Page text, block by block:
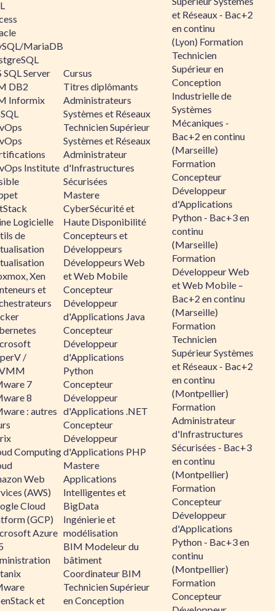
MariaDB
SQL Server
DB2
Informix
Institute
Logicielle
de
Xen
et
/
7
8
: autres
Computing
Web
(AWS)
Cloud
(GCP)
Azure
et
Cursus
Titres diplômants
Administrateurs
Systèmes et Réseaux
Technicien Supérieur
Systèmes et Réseaux
Administrateur
d'Infrastructures
Sécurisées
Mastere
CyberSécurité et
Haute Disponibilité
Concepteurs et
Développeurs
Développeurs Web
et Web Mobile
Concepteur
Développeur
d'Applications Java
Concepteur
Développeur
d'Applications
Python
Concepteur
Développeur
d'Applications .NET
Concepteur
Développeur
d'Applications PHP
Mastere
Applications
Intelligentes et
BigData
Ingénierie et
modélisation
BIM Modeleur du
bâtiment
Coordinateur BIM
Technicien Supérieur
en Conception
et Réseaux - Bac+2
en continu
(Lyon) Formation
Technicien
Supérieur en
Conception
Industrielle de
Systèmes
Mécaniques -
Bac+2 en continu
(Marseille)
Formation
Concepteur
Développeur
d'Applications
Python - Bac+3 en
continu
(Marseille)
Formation
Développeur Web
et Web Mobile –
Bac+2 en continu
(Marseille)
Formation
Technicien
Supérieur Systèmes
et Réseaux - Bac+2
en continu
(Montpellier)
Formation
Administrateur
d'Infrastructures
Sécurisées - Bac+3
en continu
(Montpellier)
Formation
Concepteur
Développeur
d'Applications
Python - Bac+3 en
continu
(Montpellier)
Formation
Concepteur